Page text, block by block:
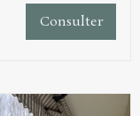
Consulter